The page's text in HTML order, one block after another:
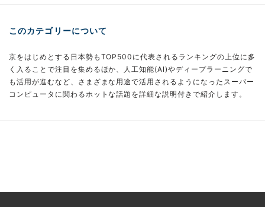
このカテゴリーについて
京をはじめとする日本勢もTOP500に代表されるランキングの上位に多
く入ることで注目を集めるほか、人工知能(AI)やディープラーニングで
も活用が進むなど、さまざまな用途で活用されるようになったスーパー
コンピュータに関わるホットな話題を詳細な説明付きで紹介します。